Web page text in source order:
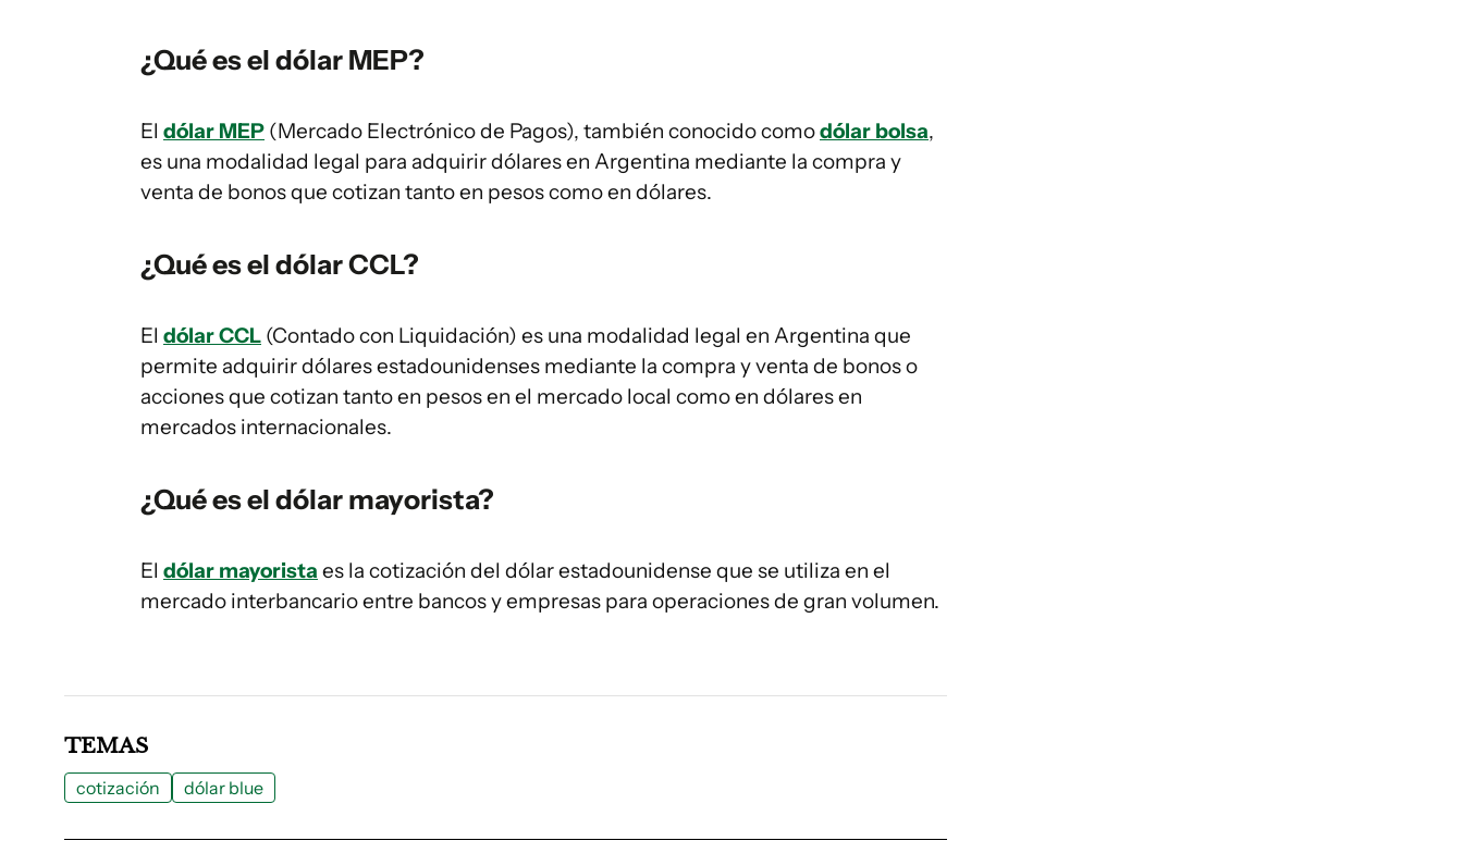
¿Qué es el dólar MEP?
El dólar MEP (Mercado Electrónico de Pagos), también conocido comodólar bolsa,
es una modalidad legal para adquirir dólares en Argentina mediante la compra y
venta de bonos que cotizan tanto en pesos como en dólares.
¿Qué es el dólar CCL?
El dólar CCL (Contado con Liquidación) es una modalidad legal en Argentina que
permite adquirir dólares estadounidenses mediante la compra y venta de bonos o
acciones que cotizan tanto en pesos en el mercado local como en dólares en
mercados internacionales.
¿Qué es el dólar mayorista?
El dólar mayorista es la cotización del dólar estadounidense que se utiliza en el
mercado interbancario entre bancos y empresas para operaciones de gran volumen.
TEMAS
cotización dólar blue